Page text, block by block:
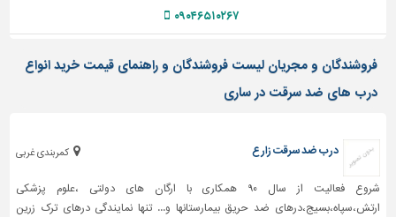
سنگ
سرویس
ابزار،یراق
ماشین
آلات
۰۹۰۴۶۵۱۰۲۶۷
فروشندگان و مجریان لیست فروشندگان و راهنمای قیمت خرید انواع
درب های ضد سرقت در ساری
کمربندی غربی درب ضد سرقت زارع
شروع فعالیت از سال ۹۰ همکاری با ارگان های دولتی ،علوم پزشکی
ارتش،سپاه،بسیج،درهای ضد حریق بیمارستانها و... تنها نمایندگی درهای ترک زرین